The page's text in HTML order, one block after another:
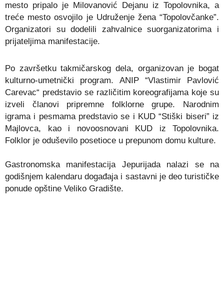
mesto pripalo je Milovanović Dejanu iz Topolovnika, a
treće mesto osvojilo je Udruženje žena “Topolovčanke”.
Organizatori su dodelili zahvalnice suorganizatorima i
prijateljima manifestacije.
Po završetku takmičarskog dela, organizovan je bogat
kulturno-umetnički program. ANIP “Vlastimir Pavlović
Carevac“ predstavio se različitim koreografijama koje su
izveli članovi pripremne folklorne grupe. Narodnim
igrama i pesmama predstavio se i KUD “Stiški biseri” iz
Majlovca, kao i novoosnovani KUD iz Topolovnika.
Folklor je oduševilo posetioce u prepunom domu kulture.
Gastronomska manifestacija Jepurijada nalazi se na
godišnjem kalendaru događaja i sastavni je deo turističke
ponude opštine Veliko Gradište.